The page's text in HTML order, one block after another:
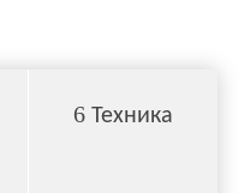
6 Техника